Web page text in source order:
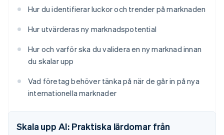
Hur du identifierar luckor och trender på marknaden
Hur utvärderas ny marknadspotential
Hur och varför ska du validera en ny marknad innan
du skalar upp
Vad företag behöver tänka på när de går in på nya
internationella marknader
Skala upp AI: Praktiska lärdomar från